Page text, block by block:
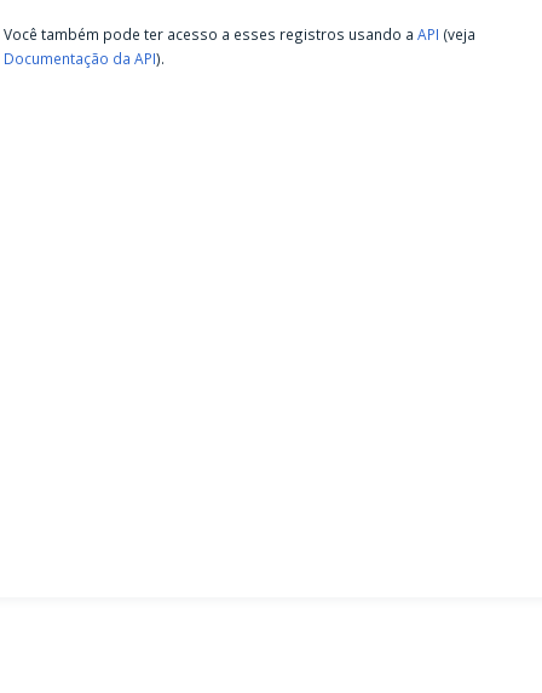
Você também pode ter acesso a esses registros usando a API (veja
Documentação da API).